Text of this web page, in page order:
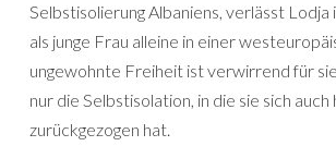
Selbstisolierung Albaniens, verlässt Lodja
als junge Frau alleine in einer
ungewohnte Freiheit ist verwirrend für
nur die Selbstisolation, in die sie sich auch
zurückgezogen hat.